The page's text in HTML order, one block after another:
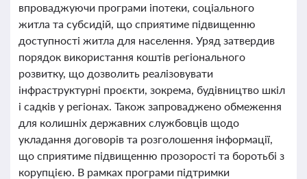
впроваджуючи програми іпотеки, соціального
житла та субсидій, що сприятиме підвищенню
доступності житла для населення. Уряд затвердив
порядок використання коштів регіонального
розвитку, що дозволить реалізовувати
інфраструктурні проєкти, зокрема, будівництво шкіл
і садків у регіонах. Також запроваджено обмеження
для колишніх державних службовців щодо
укладання договорів та розголошення інформації,
що сприятиме підвищенню прозорості та боротьбі з
корупцією. В рамках програми підтримки